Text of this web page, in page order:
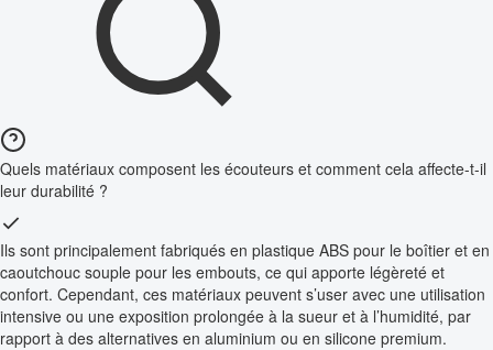
Quels matériaux composent les écouteurs et comment cela affecte-t-il
leur durabilité ?
Ils sont principalement fabriqués en plastique ABS pour le boîtier et en
caoutchouc souple pour les embouts, ce qui apporte légèreté et
confort. Cependant, ces matériaux peuvent s’user avec une utilisation
intensive ou une exposition prolongée à la sueur et à l’humidité, par
rapport à des alternatives en aluminium ou en silicone premium.